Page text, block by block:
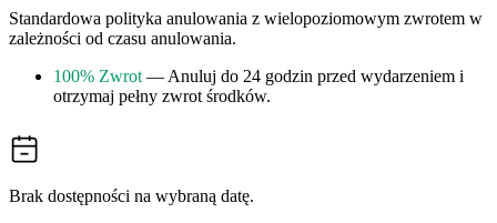
Standardowa polityka anulowania z wielopoziomowym zwrotem w
zależności od czasu anulowania.
100% Zwrot — Anuluj do 24 godzin przed wydarzeniem i
otrzymaj pełny zwrot środków.
Brak dostępności na wybraną datę.